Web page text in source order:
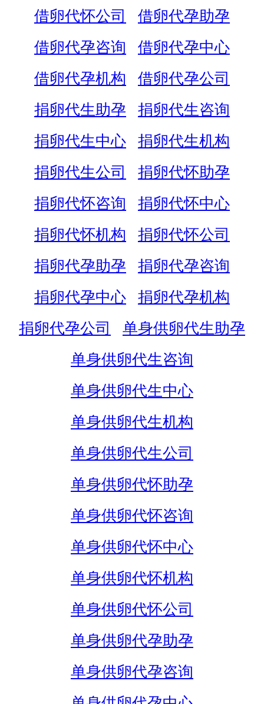
借卵代怀公司
借卵代孕助孕
借卵代孕咨询
借卵代孕中心
借卵代孕机构
借卵代孕公司
捐卵代生助孕
捐卵代生咨询
捐卵代生中心
捐卵代生机构
捐卵代生公司
捐卵代怀助孕
捐卵代怀咨询
捐卵代怀中心
捐卵代怀机构
捐卵代怀公司
捐卵代孕助孕
捐卵代孕咨询
捐卵代孕中心
捐卵代孕机构
捐卵代孕公司
单身供卵代生助孕
单身供卵代生咨询
单身供卵代生中心
单身供卵代生机构
单身供卵代生公司
单身供卵代怀助孕
单身供卵代怀咨询
单身供卵代怀中心
单身供卵代怀机构
单身供卵代怀公司
单身供卵代孕助孕
单身供卵代孕咨询